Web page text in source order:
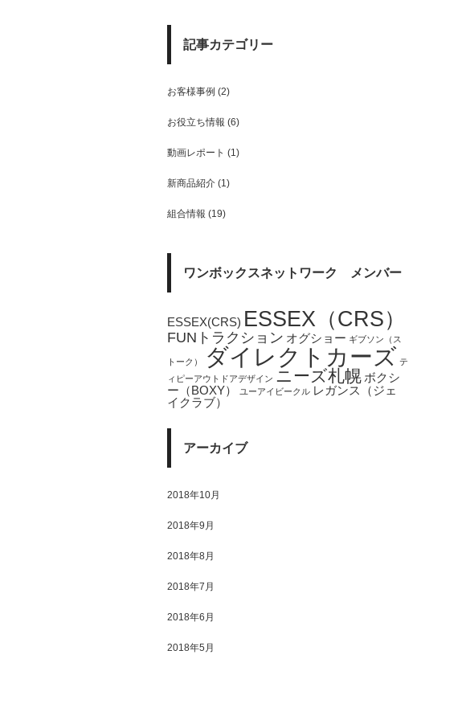
記事カテゴリー
お客様事例 (2)
お役立ち情報 (6)
動画レポート (1)
新商品紹介 (1)
組合情報 (19)
ワンボックスネットワーク メンバー
ESSEX(CRS) ESSEX（CRS）
FUNトラクション オグショー ギブソン（ス
トーク） ダイレクトカーズ テ
ィピーアウトドアデザイン ニーズ札幌 ボクシ
ー（BOXY）
ユーアイビークル レガンス（ジェ
イクラブ）
アーカイブ
2018年10月
2018年9月
2018年8月
2018年7月
2018年6月
2018年5月